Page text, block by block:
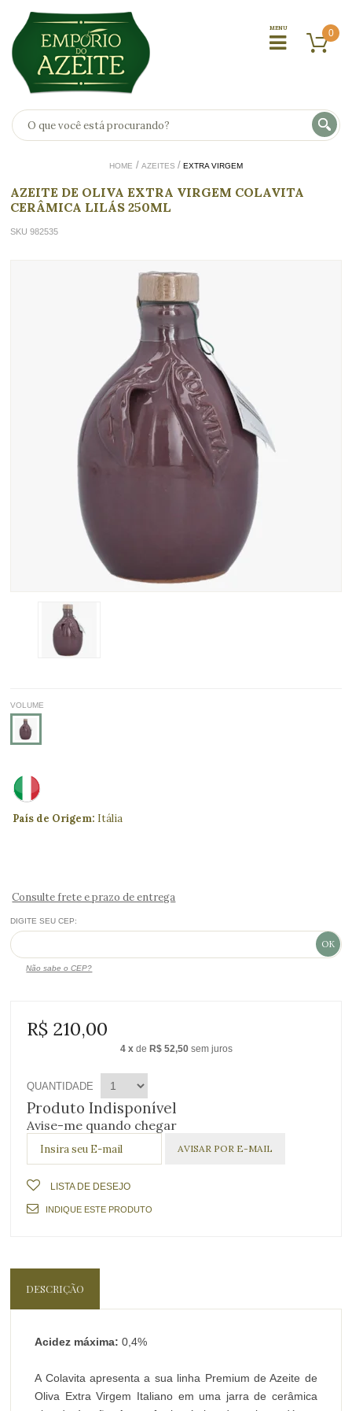
0
HOME AZEITES EXTRA VIRGEM
AZEITE DE OLIVA EXTRA VIRGEM COLAVITA
CERÂMICA LILÁS 250ML
SKU 982535
VOLUME
País de Origem: Itália
Consulte frete e prazo de entrega
DIGITE SEU CEP:
Não sabe o CEP?
R$ 210,00
4 x de R$ 52,50 sem juros
QUANTIDADE
Produto Indisponível
Avise-me quando chegar
LISTA DE DESEJO
INDIQUE ESTE PRODUTO
DESCRIÇÃO
Acidez máxima: 0,4%
A Colavita apresenta a sua linha Premium de Azeite de
Oliva Extra Virgem Italiano em uma jarra de cerâmica